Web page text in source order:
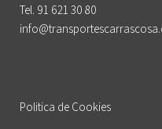
Tel. 91 621 30 80
Politica de Cookies